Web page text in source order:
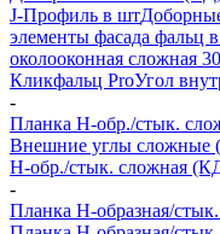
J-Профиль в шт
элементы фасада фальц
околооконная сложная
Кликфальц ProУгол
-
Планка H-обр./стык.
Внешние углы
H-обр./стык. сложная
-
Планка H-образная/